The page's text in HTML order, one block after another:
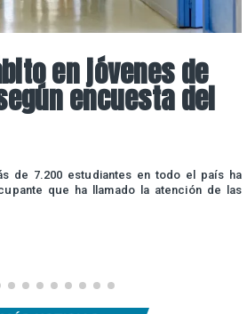
en jóvenes de
encuesta del
de 7.200 estudiantes en todo el país ha
que ha llamado la atención de las